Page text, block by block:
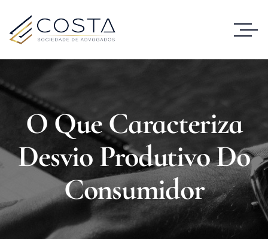
O Que Caracteriza
Desvio Produtivo Do
Consumidor